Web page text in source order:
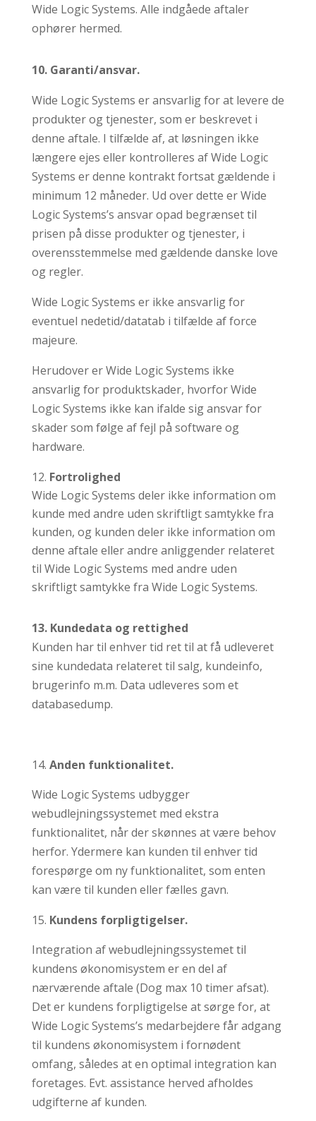
Wide Logic Systems. Alle indgåede aftaler
ophører hermed.
10. Garanti/ansvar.
Wide Logic Systems er ansvarlig for at levere de
produkter og tjenester, som er beskrevet i
denne aftale. I tilfælde af, at løsningen ikke
længere ejes eller kontrolleres af Wide Logic
Systems er denne kontrakt fortsat gældende i
minimum 12 måneder. Ud over dette er Wide
Logic Systems’s ansvar opad begrænset til
prisen på disse produkter og tjenester, i
overensstemmelse med gældende danske love
og regler.
Wide Logic Systems er ikke ansvarlig for
eventuel nedetid/datatab i tilfælde af force
majeure.
Herudover er Wide Logic Systems ikke
ansvarlig for produktskader, hvorfor Wide
Logic Systems ikke kan ifalde sig ansvar for
skader som følge af fejl på software og
hardware.
Fortrolighed
Wide Logic Systems deler ikke information om
kunde med andre uden skriftligt samtykke fra
kunden, og kunden deler ikke information om
denne aftale eller andre anliggender relateret
til Wide Logic Systems med andre uden
skriftligt samtykke fra Wide Logic Systems.
13. Kundedata og rettighed
Kunden har til enhver tid ret til at få udleveret
sine kundedata relateret til salg, kundeinfo,
brugerinfo m.m. Data udleveres som et
databasedump.
Anden funktionalitet.
Wide Logic Systems udbygger
webudlejningssystemet med ekstra
funktionalitet, når der skønnes at være behov
herfor. Ydermere kan kunden til enhver tid
forespørge om ny funktionalitet, som enten
kan være til kunden eller fælles gavn.
Kundens forpligtigelser.
Integration af webudlejningssystemet til
kundens økonomisystem er en del af
nærværende aftale (Dog max 10 timer afsat).
Det er kundens forpligtigelse at sørge for, at
Wide Logic Systems’s medarbejdere får adgang
til kundens økonomisystem i fornødent
omfang, således at en optimal integration kan
foretages. Evt. assistance herved afholdes
udgifterne af kunden.